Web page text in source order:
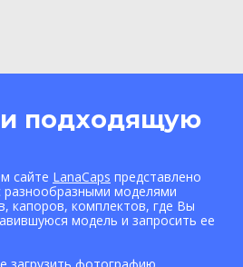
подходящую
сайте LanaCaps представлено
разнообразными моделями
капоров, комплектов, где Вы
модель и запросить ее